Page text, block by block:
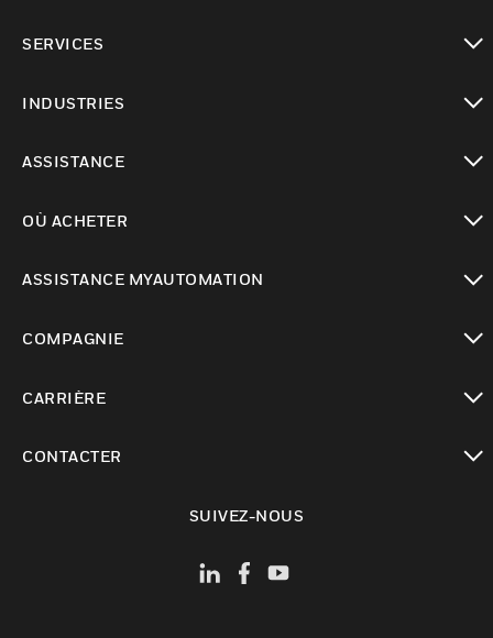
SERVICES
INDUSTRIES
ASSISTANCE
OÙ ACHETER
ASSISTANCE MYAUTOMATION
COMPAGNIE
CARRIÈRE
CONTACTER
SUIVEZ-NOUS